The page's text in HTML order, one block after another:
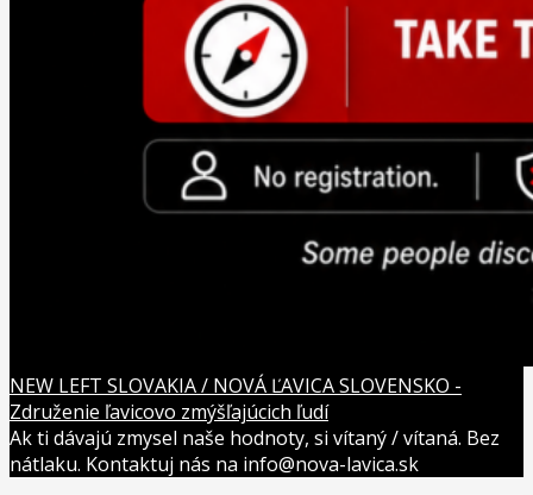
NEW LEFT SLOVAKIA / NOVÁ ĽAVICA SLOVENSKO -
Združenie ľavicovo zmýšľajúcich ľudí
Ak ti dávajú zmysel naše hodnoty, si vítaný / vítaná. Bez
nátlaku. Kontaktuj nás na info@nova-lavica.sk